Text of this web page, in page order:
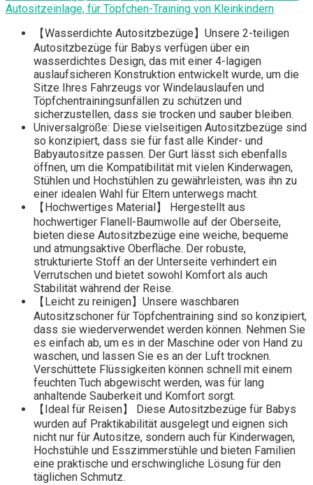
Autositzeinlage, für Töpfchen-Training von Kleinkindern
【Wasserdichte Autositzbezüge】Unsere 2-teiligen
Autositzbezüge für Babys verfügen über ein
wasserdichtes Design, das mit einer 4-lagigen
auslaufsicheren Konstruktion entwickelt wurde, um die
Sitze Ihres Fahrzeugs vor Windelauslaufen und
Töpfchentrainingsunfällen zu schützen und
sicherzustellen, dass sie trocken und sauber bleiben.
Universalgröße: Diese vielseitigen Autositzbezüge sind
so konzipiert, dass sie für fast alle Kinder- und
Babyautositze passen. Der Gurt lässt sich ebenfalls
öffnen, um die Kompatibilität mit vielen Kinderwagen,
Stühlen und Hochstühlen zu gewährleisten, was ihn zu
einer idealen Wahl für Eltern unterwegs macht.
【Hochwertiges Material】 Hergestellt aus
hochwertiger Flanell-Baumwolle auf der Oberseite,
bieten diese Autositzbezüge eine weiche, bequeme
und atmungsaktive Oberfläche. Der robuste,
strukturierte Stoff an der Unterseite verhindert ein
Verrutschen und bietet sowohl Komfort als auch
Stabilität während der Reise.
【Leicht zu reinigen】Unsere waschbaren
Autositzschoner für Töpfchentraining sind so konzipiert,
dass sie wiederverwendet werden können. Nehmen Sie
es einfach ab, um es in der Maschine oder von Hand zu
waschen, und lassen Sie es an der Luft trocknen.
Verschüttete Flüssigkeiten können schnell mit einem
feuchten Tuch abgewischt werden, was für lang
anhaltende Sauberkeit und Komfort sorgt.
【Ideal für Reisen】 Diese Autositzbezüge für Babys
wurden auf Praktikabilität ausgelegt und eignen sich
nicht nur für Autositze, sondern auch für Kinderwagen,
Hochstühle und Esszimmerstühle und bieten Familien
eine praktische und erschwingliche Lösung für den
täglichen Schmutz.